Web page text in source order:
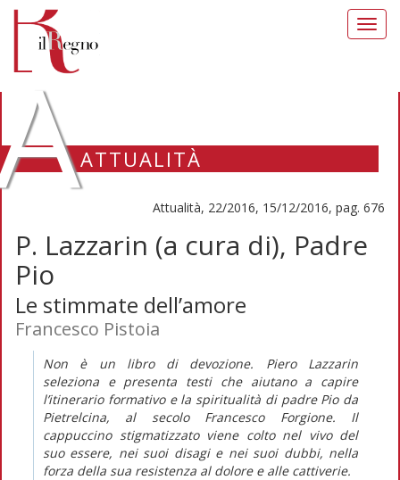
ATTUALITÀ
Attualità, 22/2016, 15/12/2016, pag. 676
P. Lazzarin (a cura di), Padre
Pio
Le stimmate dell’amore
Francesco Pistoia
Non è un libro di devozione. Piero Lazzarin
seleziona e presenta testi che aiutano a capire
l’itinerario formativo e la spiritualità di padre Pio da
Pietrelcina, al secolo Francesco Forgione. Il
cappuccino stigmatizzato viene colto nel vivo del
suo essere, nei suoi disagi e nei suoi dubbi, nella
forza della sua resistenza al dolore e alle cattiverie.